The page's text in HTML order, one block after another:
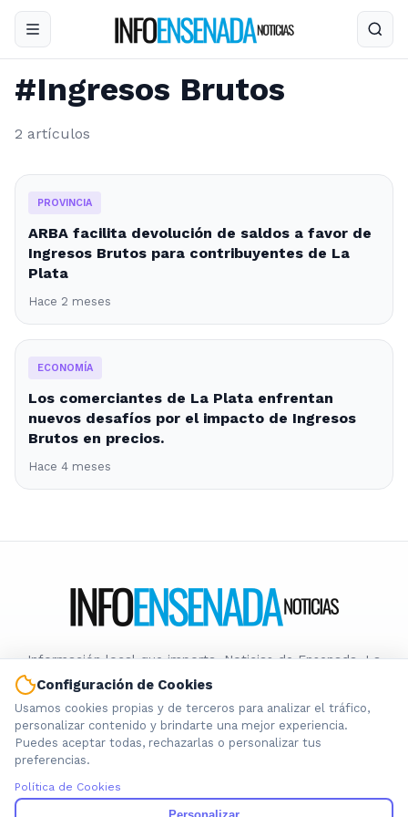
#Ingresos Brutos
2 artículos
PROVINCIA
ARBA facilita devolución de saldos a favor de
Ingresos Brutos para contribuyentes de La
Plata
Hace 2 meses
ECONOMÍA
Los comerciantes de La Plata enfrentan
nuevos desafíos por el impacto de Ingresos
Brutos en precios.
Hace 4 meses
Información local que importa. Noticias de Ensenada, La
Plata y la provincia de Buenos Aires.
Nosotros
Cookies
Configuración de Cookies
Usamos cookies propias y de terceros para analizar el tráfico,
personalizar contenido y brindarte una mejor experiencia.
Puedes aceptar todas, rechazarlas o personalizar tus
preferencias.
Política de Cookies
Personalizar